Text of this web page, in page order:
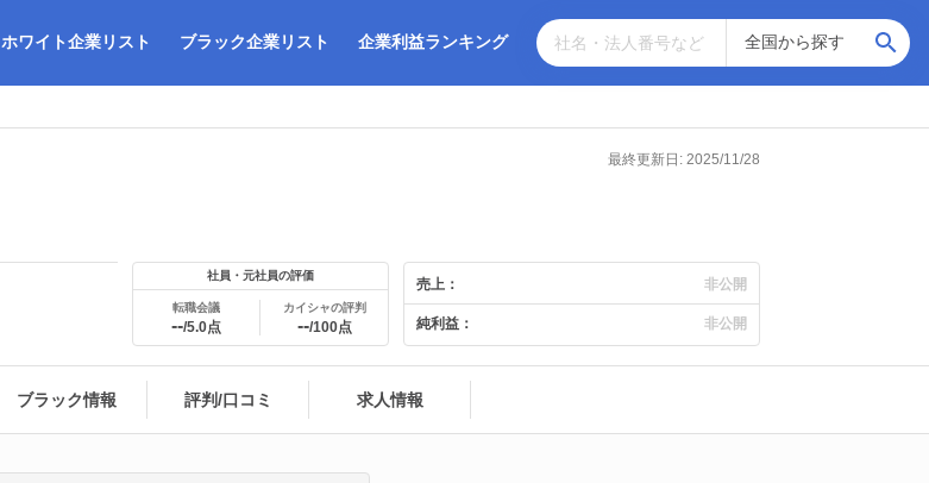
ホワイト企業リスト ブラック企業リスト 企業利益ランキング
最終更新日: 2025/11/28
社員・元社員の評価
転職会議
--/5.0点
カイシャの評判
--/100点
売上： 非公開
純利益： 非公開
ブラック情報 評判/口コミ 求人情報